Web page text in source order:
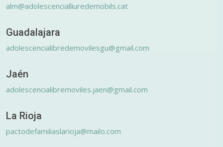
alm@adolescencialliuredemobils.cat
Guadalajara
adolescencialibredemovilesgu@gmail.com
Jaén
adolescencialibremoviles.jaen@gmail.com
La Rioja
pactodefamiliaslarioja@mailo.com